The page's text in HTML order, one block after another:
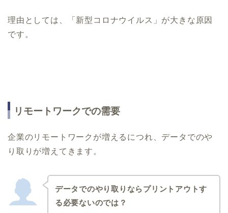
理由としては、「新型コロナウイルス」が大きな原因
です。
リモートワークでの需要
企業のリモートワークが増えるにつれ、データでのや
り取りが増えてきます。
データでのやり取りならプリントアウトす
る必要ないのでは？